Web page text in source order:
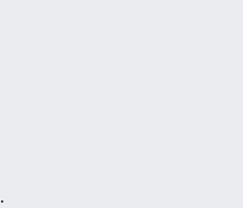
.